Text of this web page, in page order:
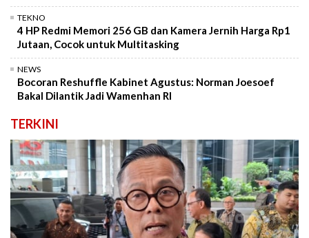
TEKNO
4 HP Redmi Memori 256 GB dan Kamera Jernih Harga Rp1
Jutaan, Cocok untuk Multitasking
NEWS
Bocoran Reshuffle Kabinet Agustus: Norman Joesoef
Bakal Dilantik Jadi Wamenhan RI
TERKINI